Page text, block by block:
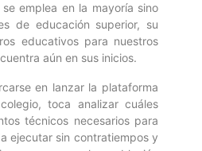
emplea en la mayoría sino
de educación superior, su
educativos para nuestros
aún en sus inicios.
en lanzar la plataforma
toca analizar cuáles
técnicos necesarios para
ejecutar sin contratiempos y